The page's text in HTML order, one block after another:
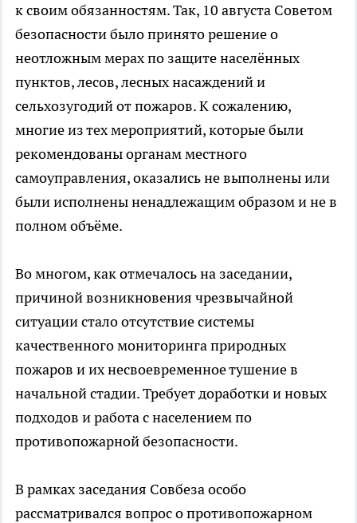
к своим обязанностям. Так, 10 августа Советом
безопасности было принято решение о
неотложным мерах по защите населённых
пунктов, лесов, лесных насаждений и
сельхозугодий от пожаров. К сожалению,
многие из тех мероприятий, которые были
рекомендованы органам местного
самоуправления, оказались не выполнены или
были исполнены ненадлежащим образом и не в
полном объёме.
Во многом, как отмечалось на заседании,
причиной возникновения чрезвычайной
ситуации стало отсутствие системы
качественного мониторинга природных
пожаров и их несвоевременное тушение в
начальной стадии. Требует доработки и новых
подходов и работа с населением по
противопожарной безопасности.
В рамках заседания Совбеза особо
рассматривался вопрос о противопожарном